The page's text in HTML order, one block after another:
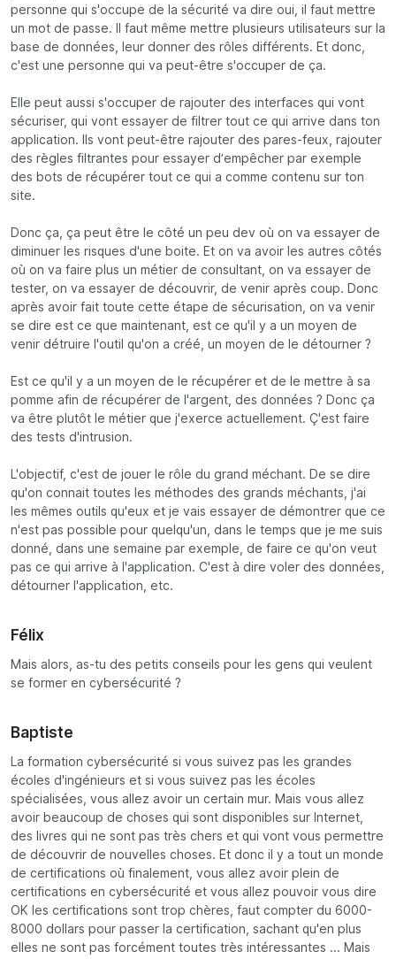
personne qui s'occupe de la sécurité va dire oui, il faut mettre
un mot de passe. Il faut même mettre plusieurs utilisateurs sur la
base de données, leur donner des rôles différents. Et donc,
c'est une personne qui va peut-être s'occuper de ça.
Elle peut aussi s'occuper de rajouter des interfaces qui vont
sécuriser, qui vont essayer de filtrer tout ce qui arrive dans ton
application. Ils vont peut-être rajouter des pares-feux, rajouter
des règles filtrantes pour essayer d’empêcher par exemple
des bots de récupérer tout ce qui a comme contenu sur ton
site.
Donc ça, ça peut être le côté un peu dev où on va essayer de
diminuer les risques d'une boite. Et on va avoir les autres côtés
où on va faire plus un métier de consultant, on va essayer de
tester, on va essayer de découvrir, de venir après coup. Donc
après avoir fait toute cette étape de sécurisation, on va venir
se dire est ce que maintenant, est ce qu'il y a un moyen de
venir détruire l'outil qu'on a créé, un moyen de le détourner ?
Est ce qu'il y a un moyen de le récupérer et de le mettre à sa
pomme afin de récupérer de l'argent, des données ? Donc ça
va être plutôt le métier que j'exerce actuellement. Ç'est faire
des tests d'intrusion.
L'objectif, c'est de jouer le rôle du grand méchant. De se dire
qu'on connait toutes les méthodes des grands méchants, j'ai
les mêmes outils qu'eux et je vais essayer de démontrer que ce
n'est pas possible pour quelqu'un, dans le temps que je me suis
donné, dans une semaine par exemple, de faire ce qu'on veut
pas ce qui arrive à l'application. C'est à dire voler des données,
détourner l'application, etc.
Félix
Mais alors, as-tu des petits conseils pour les gens qui veulent
se former en cybersécurité ?
Baptiste
La formation cybersécurité si vous suivez pas les grandes
écoles d'ingénieurs et si vous suivez pas les écoles
spécialisées, vous allez avoir un certain mur. Mais vous allez
avoir beaucoup de choses qui sont disponibles sur Internet,
des livres qui ne sont pas très chers et qui vont vous permettre
de découvrir de nouvelles choses. Et donc il y a tout un monde
de certifications où finalement, vous allez avoir plein de
certifications en cybersécurité et vous allez pouvoir vous dire
OK les certifications sont trop chères, faut compter du 6000-
8000 dollars pour passer la certification, sachant qu'en plus
elles ne sont pas forcément toutes très intéressantes ... Mais